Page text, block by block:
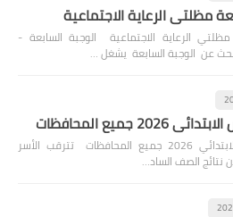
مظلتي الرعاية الاجتماعية
مظلتي الرعاية الاجتماعية الوجبة السابعة -
عن الوجبة السابعة يشغل …
جميع المحافظات
نتائج السادس الابتدائي 2026 جميع المحافظات تترقب الأسر
نتائج الصف الساد…